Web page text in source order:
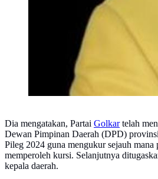
Dia mengatakan, Partai Golkartelah
Dewan Pimpinan Daerah (DPD)
Pileg 2024 guna mengukur sejauh mana
memperoleh kursi. Selanjutnya
kepala daerah.